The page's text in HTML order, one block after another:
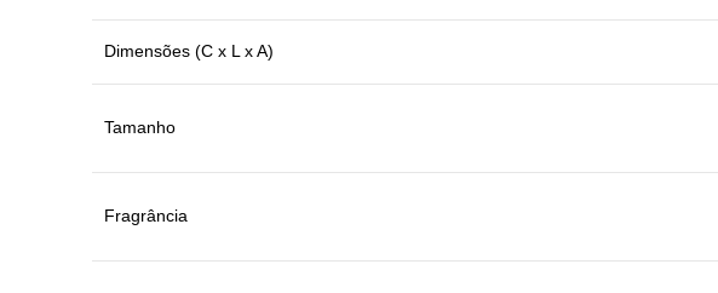
Dimensões (C x L x A)
Tamanho
Fragrância